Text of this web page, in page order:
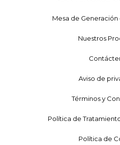
Mesa de
Nuestros
Aviso de
Términos y
Política de
Política de